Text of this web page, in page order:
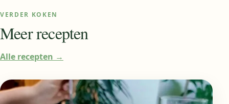
VERDER KOKEN
Meer recepten
Alle recepten →